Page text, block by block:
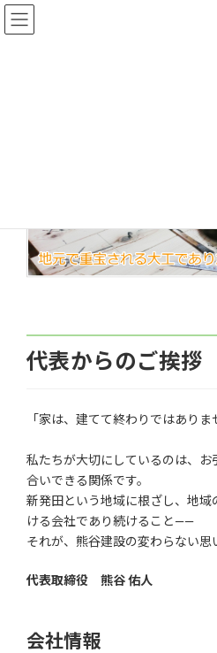
コ
ン
ナ
ビ
代表からのご挨拶
「家は、建てて終わりではありま
私たちが大切にしているのは、お
合いできる関係です。
新発田という地域に根ざし、地域
ける会社であり続けること——
それが、熊谷建設の変わらない思
代表取締役 熊谷 佑人
会社情報